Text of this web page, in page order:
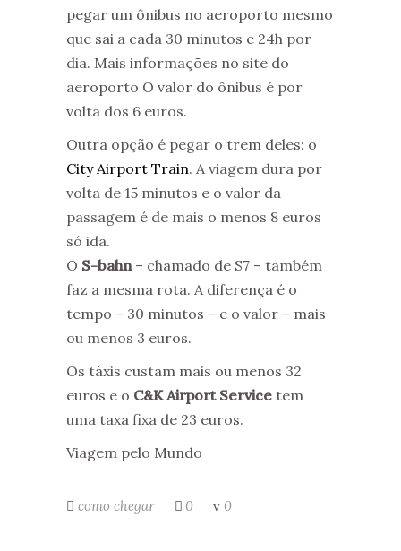
pegar um ônibus no aeroporto mesmo
que sai a cada 30 minutos e 24h por
dia. Mais informações no site do
aeroporto O valor do ônibus é por
volta dos 6 euros.
Outra opção é pegar o trem deles: o
City Airport Train. A viagem dura por
volta de 15 minutos e o valor da
passagem é de mais o menos 8 euros
só ida.
O S-bahn– chamado de S7 – também
faz a mesma rota. A diferença é o
tempo – 30 minutos – e o valor – mais
ou menos 3 euros.
Os táxis custam mais ou menos 32
euros e o C&K Airport Service tem
uma taxa fixa de 23 euros.
Viagem pelo Mundo
como chegar 0 0